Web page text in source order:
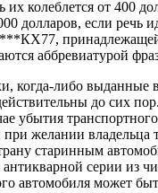
их колеблется от 400
долларов, если речь
аббревиатурой
когда-либо выданные в
до сих
убытия транспортного
желании владельца
старинным
серии из
автомобиля может